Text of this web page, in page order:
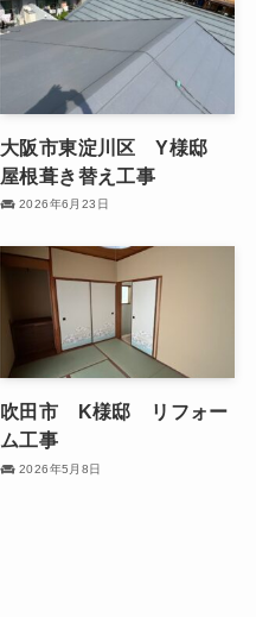
大阪市東淀川区 Y様邸
屋根葺き替え工事
2026年6月23日
吹田市 K様邸 リフォー
ム工事
2026年5月8日